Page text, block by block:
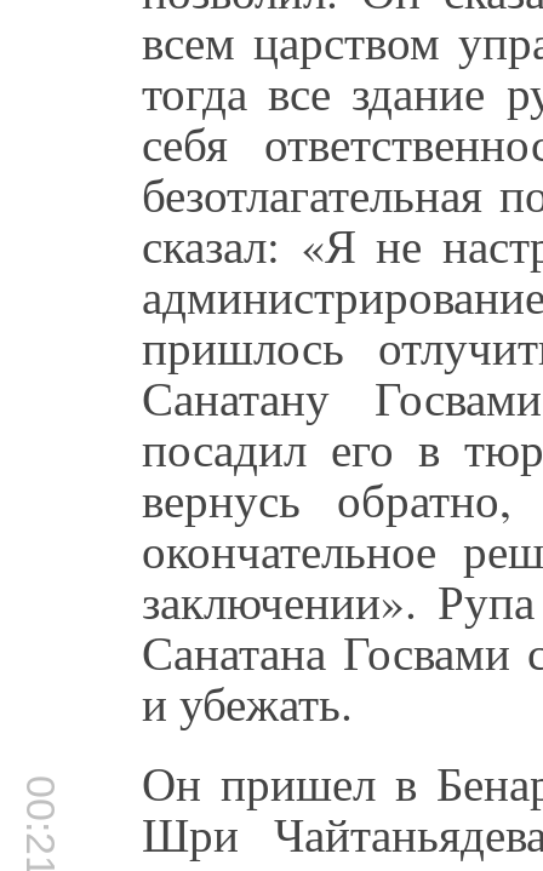
всем царством
тогда все здание
себя
безотлагательная
сказал: «Я не
пришлось
Санатану
посадил его в
вернусь
окончательное
заключении».
Санатана
и убежать.
Он пришел в
Шри